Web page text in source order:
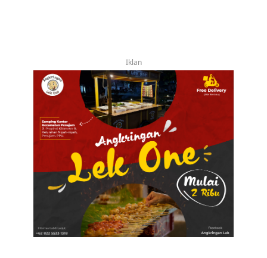
Iklan